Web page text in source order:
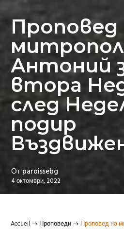
Проповед
Антоний
втора
след
подир
От paroissebg
4 октомври, 2022
Accueil $ Проповеди $ Проповед на